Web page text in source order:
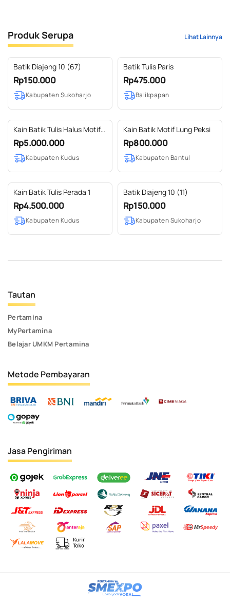
Produk Serupa Lihat Lainnya
Batik Diajeng 10 (67)
Rp150.000
Kabupaten Sukoharjo
Batik Tulis Paris
Rp475.000
Balikpapan
Kain Batik Tulis Halus Motif
Hokkokai
Rp5.000.000
Kabupaten Kudus
Kain Batik Motif Lung Peksi
Rp800.000
Kabupaten Bantul
Kain Batik Tulis Perada 1
Rp4.500.000
Kabupaten Kudus
Batik Diajeng 10 (11)
Rp150.000
Kabupaten Sukoharjo
Tautan
Pertamina
MyPertamina
Belajar UMKM Pertamina
Metode Pembayaran
Jasa Pengiriman